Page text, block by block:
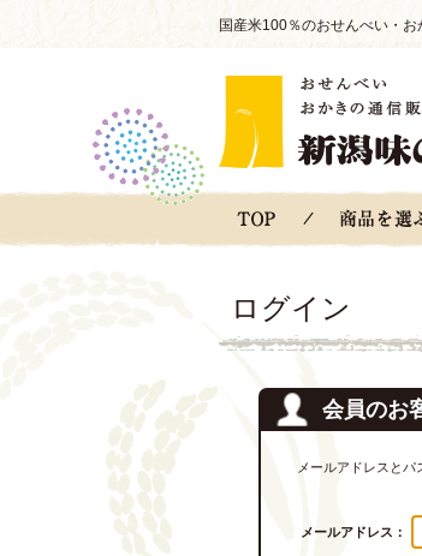
国産米100％のおせんべい・
ログイン
会員のお
メールアドレスとパ
メールアドレス：